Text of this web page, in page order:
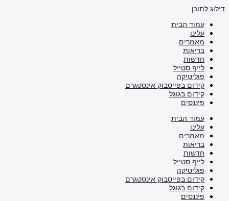
דילוג לתוכן
עמוד הבית
עלינו
מאמרים
בריאות
חדשות
לייף סטייל
פוליטיקה
קידום בפייסבוק אינסטגרם
קידום בגוגל
פיננסים
עמוד הבית
עלינו
מאמרים
בריאות
חדשות
לייף סטייל
פוליטיקה
קידום בפייסבוק אינסטגרם
קידום בגוגל
פיננסים